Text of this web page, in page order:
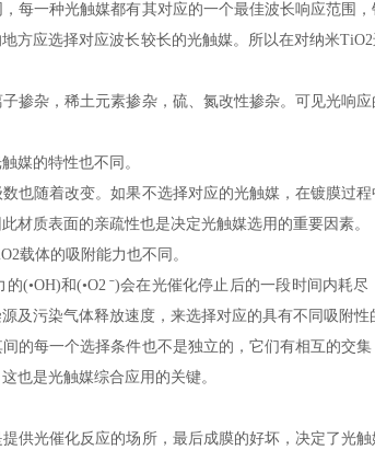
一种光触媒都有其对应的一个最佳波长响应范围，
方应选择对应波长较长的光触媒。所以在对纳米
杂，稀土元素掺杂，硫、氮改性掺杂。可见光响应
媒的特性也不同。
随着改变。如果不选择对应的光触媒，在镀膜过程
材质表面的亲疏性也是决定光触媒选用的重要因素。
载体的吸附能力也不同。
和(•O2 ˉ)会在光催化停止后的一段时间内耗
及污染气体释放速度，来选择对应的具有不同吸附性
每一个选择条件也不是独立的，它们有相互的交集
也是光触媒综合应用的关键。
光催化反应的场所，最后成膜的好坏，决定了光触